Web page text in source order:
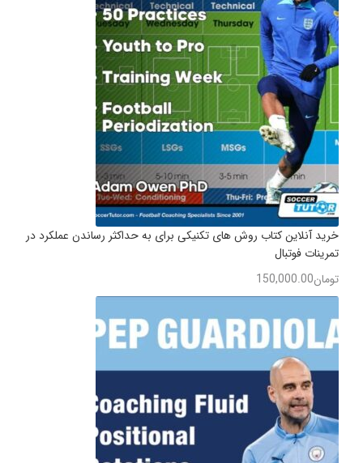
خرید آنلاین کتاب روش های تکنیکی برای به حداکثر رساندن عملکرد در
تمرینات فوتبال
تومان150,000.00